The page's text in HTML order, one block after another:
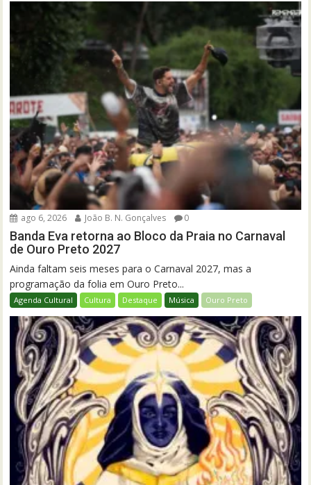
ago 6, 2026 João B. N. Gonçalves 0
Banda Eva retorna ao Bloco da Praia no Carnaval
de Ouro Preto 2027
Ainda faltam seis meses para o Carnaval 2027, mas a
programação da folia em Ouro Preto...
Agenda Cultural Cultura Destaque Música Ouro Preto